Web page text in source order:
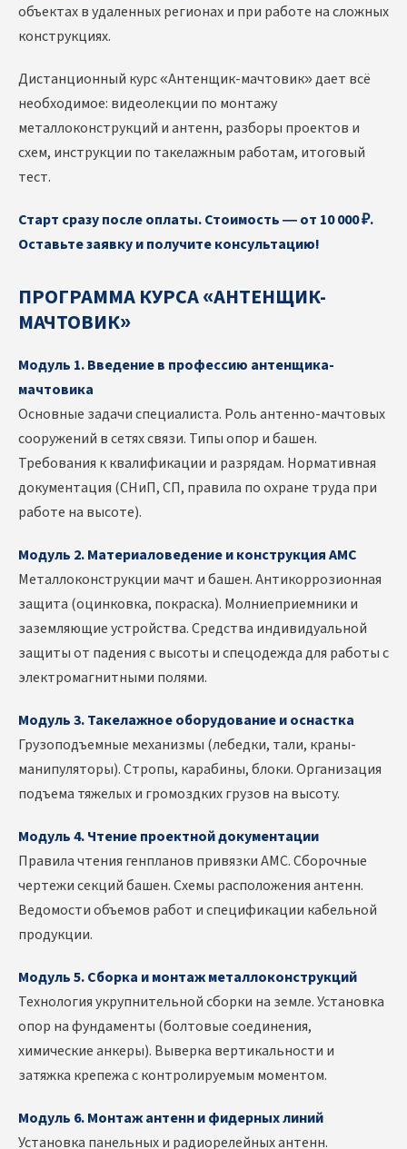
объектах в удаленных регионах и при работе на сложных
конструкциях.
Дистанционный курс «Антенщик-мачтовик» дает всё
необходимое: видеолекции по монтажу
металлоконструкций и антенн, разборы проектов и
схем, инструкции по такелажным работам, итоговый
тест.
Старт сразу после оплаты. Стоимость — от 10 000 ₽.
Оставьте заявку и получите консультацию!
ПРОГРАММА КУРСА «АНТЕНЩИК-
МАЧТОВИК»
Модуль 1. Введение в профессию антенщика-
мачтовика
Основные задачи специалиста. Роль антенно-мачтовых
сооружений в сетях связи. Типы опор и башен.
Требования к квалификации и разрядам. Нормативная
документация (СНиП, СП, правила по охране труда при
работе на высоте).
Модуль 2. Материаловедение и конструкция АМС
Металлоконструкции мачт и башен. Антикоррозионная
защита (оцинковка, покраска). Молниеприемники и
заземляющие устройства. Средства индивидуальной
защиты от падения с высоты и спецодежда для работы с
электромагнитными полями.
Модуль 3. Такелажное оборудование и оснастка
Грузоподъемные механизмы (лебедки, тали, краны-
манипуляторы). Стропы, карабины, блоки. Организация
подъема тяжелых и громоздких грузов на высоту.
Модуль 4. Чтение проектной документации
Правила чтения генпланов привязки АМС. Сборочные
чертежи секций башен. Схемы расположения антенн.
Ведомости объемов работ и спецификации кабельной
продукции.
Модуль 5. Сборка и монтаж металлоконструкций
Технология укрупнительной сборки на земле. Установка
опор на фундаменты (болтовые соединения,
химические анкеры). Выверка вертикальности и
затяжка крепежа с контролируемым моментом.
Модуль 6. Монтаж антенн и фидерных линий
Установка панельных и радиорелейных антенн.